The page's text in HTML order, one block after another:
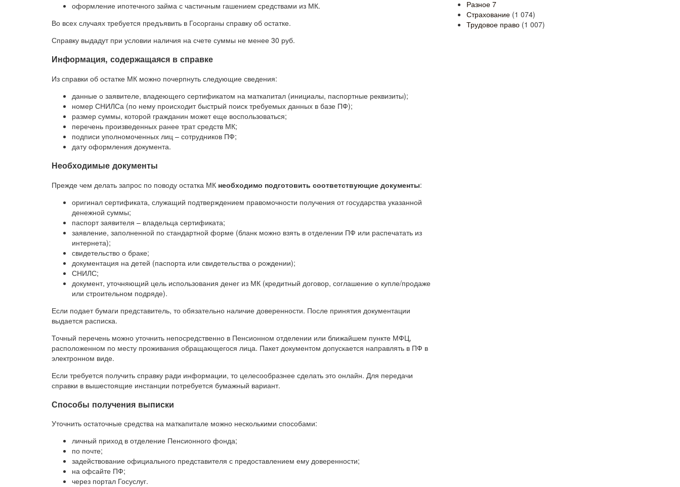
оформление ипотечного займа с частичным гашением средствами из МК.
Во всех случаях требуется предъявить в Госорганы справку об остатке.
Справку выдадут при условии наличия на счете суммы не менее 30 руб.
Информация, содержащаяся в справке
Из справки об остатке МК можно почерпнуть следующие сведения:
данные о заявителе, владеющего сертификатом на маткапитал (инициалы, паспортные реквизиты);
номер СНИЛСа (по нему происходит быстрый поиск требуемых данных в базе ПФ);
размер суммы, которой гражданин может еще воспользоваться;
перечень произведенных ранее трат средств МК;
подписи уполномоченных лиц – сотрудников ПФ;
дату оформления документа.
Необходимые документы
Прежде чем делать запрос по поводу остатка МК необходимо подготовить соответствующие документы:
оригинал сертификата, служащий подтверждением правомочности получения от государства указанной
денежной суммы;
паспорт заявителя – владельца сертификата;
заявление, заполненной по стандартной форме (бланк можно взять в отделении ПФ или распечатать из
интернета);
свидетельство о браке;
документация на детей (паспорта или свидетельства о рождении);
СНИЛС;
документ, уточняющий цель использования денег из МК (кредитный договор, соглашение о купле/продаже
или строительном подряде).
Если подает бумаги представитель, то обязательно наличие доверенности. После принятия документации
выдается расписка.
Точный перечень можно уточнить непосредственно в Пенсионном отделении или ближайшем пункте МФЦ,
расположенном по месту проживания обращающегося лица. Пакет документом допускается направлять в ПФ в
электронном виде.
Если требуется получить справку ради информации, то целесообразнее сделать это онлайн. Для передачи
справки в вышестоящие инстанции потребуется бумажный вариант.
Способы получения выписки
Уточнить остаточные средства на маткапитале можно несколькими способами:
личный приход в отделение Пенсионного фонда;
по почте;
задействование официального представителя с предоставлением ему доверенности;
на офсайте ПФ;
через портал Госуслуг.
Разное 7
Страхование (1 074)
Трудовое право (1 007)